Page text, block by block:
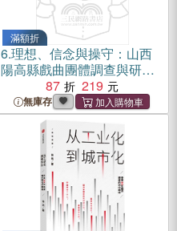
滿額折
6.理想、信念與操守：山西
陽高縣戲曲團體調查與研究
（簡體書）
87 219
無庫存